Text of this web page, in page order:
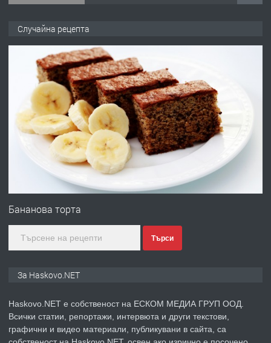
Под НАЕМ двустаен Орфей
преди 3 дни
Нов апартамент на ул. Липа до
преди 5 дни
Случайна рецепта
Бананова торта
Търси
За Haskovo.NET
Haskovo.NET е собственост на ЕСКОМ МЕДИА ГРУП ООД.
Всички статии, репортажи, интервюта и други текстови,
графични и видео материали, публикувани в сайта, са